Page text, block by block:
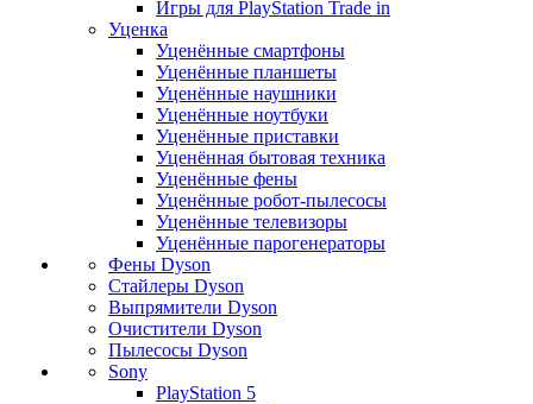
Игры для PlayStation Trade in
Уценка
Уценённые смартфоны
Уценённые планшеты
Уценённые наушники
Уценённые ноутбуки
Уценённые приставки
Уценённая бытовая техника
Уценённые фены
Уценённые робот-пылесосы
Уценённые телевизоры
Уценённые парогенераторы
Фены Dyson
Стайлеры Dyson
Выпрямители Dyson
Очистители Dyson
Пылесосы Dyson
Sony
PlayStation 5